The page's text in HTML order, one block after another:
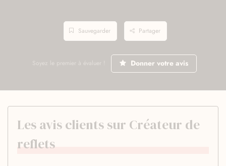
Sauvegarder Partager
Soyez le premier à évaluer ! Donner votre avis
Les avis clients sur Créateur de
reflets